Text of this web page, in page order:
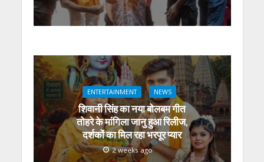
ENTERTAINMENT NEWS
शिवानी सिंह का नया बोलबम गीत
तोहरे के मांगिला जानु हुआ रिलीज,
दर्शकों का मिल रहा भरपूर प्यार
2 weeks ago